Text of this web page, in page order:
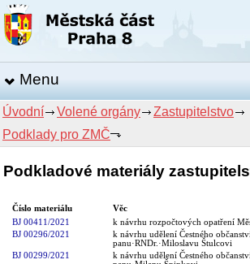
Menu
Úvodní Volené orgány
Zastupitelstvo
Podklady pro ZMČ
Podkladové materiály